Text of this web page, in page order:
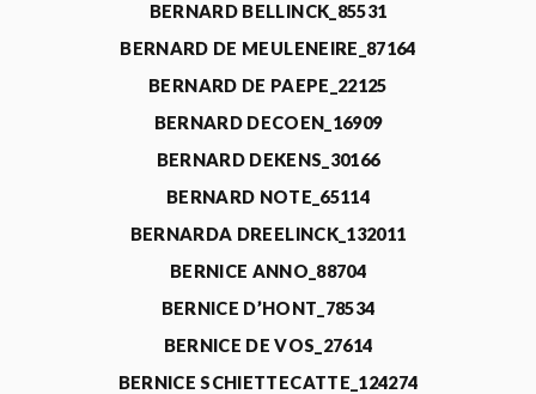
BERNARD BELLINCK_85531
BERNARD DE MEULENEIRE_87164
BERNARD DE PAEPE_22125
BERNARD DECOEN_16909
BERNARD DEKENS_30166
BERNARD NOTE_65114
BERNARDA DREELINCK_132011
BERNICE ANNO_88704
BERNICE D’HONT_78534
BERNICE DE VOS_27614
BERNICE SCHIETTECATTE_124274